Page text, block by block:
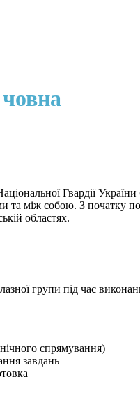
Гвардії
та між собою. З початку
областях.
групи під час
спрямування)
завдань